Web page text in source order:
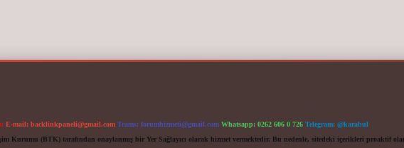
E-mail: backlinkpaneli@gmail.com Teams: forumhizmeti@gmail.com Whatsapp: 0262 606 0 726 Telegram: @karabul
Kurumu (BTK) tarafından onaylanmış bir Yer Sağlayıcı olarak hizmet vermektedir. Bu nedenle, sitedeki içerikleri proaktif